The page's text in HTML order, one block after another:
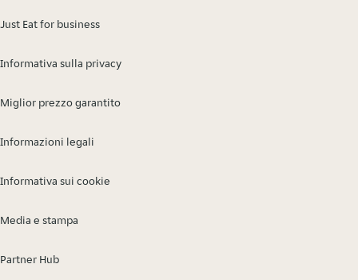
Just Eat for business
Informativa sulla privacy
Miglior prezzo garantito
Informazioni legali
Informativa sui cookie
Media e stampa
Partner Hub